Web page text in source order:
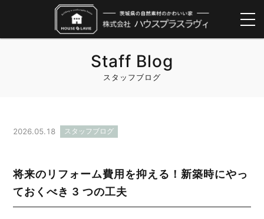
Staff Blog
スタッフブログ
2026.05.18 スタッフブログ
将来のリフォーム費用を抑える！新築時にやっ
ておくべき 3 つの工夫